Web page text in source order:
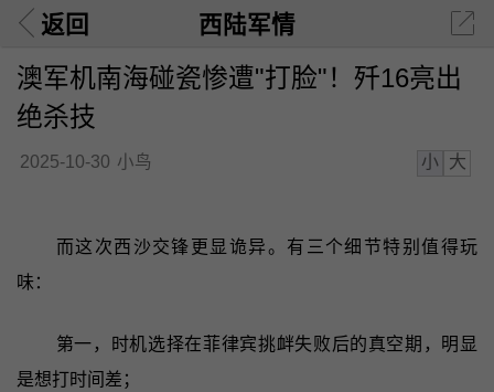
返回 西陆军情
澳军机南海碰瓷惨遭"打脸"！歼16亮出
绝杀技
2025-10-30 小鸟 小 大
而这次西沙交锋更显诡异。有三个细节特别值得玩
味：
第一，时机选择在菲律宾挑衅失败后的真空期，明显
是想打时间差；